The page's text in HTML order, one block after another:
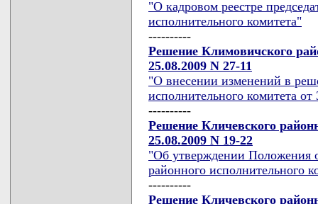
"О кадровом реестре
исполнительного комитета"
----------
Решение Климовичского
25.08.2009 N 27-11
"О внесении изменений в
исполнительного комитета
----------
Решение Кличевского
25.08.2009 N 19-22
"Об утверждении Положения
районного исполнительного
----------
Решение Кличевского